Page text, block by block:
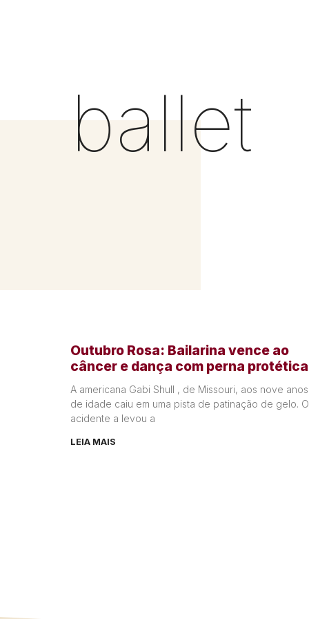
ballet
Outubro Rosa: Bailarina vence ao
câncer e dança com perna protética
A americana Gabi Shull , de Missouri, aos nove anos
de idade caiu em uma pista de patinação de gelo. O
acidente a levou a
LEIA MAIS